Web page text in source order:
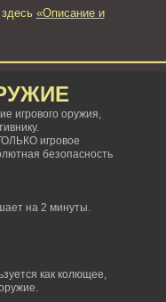
«Описание и
игрового оружия,
игровое
безопасность
на 2 минуты.
как колющее,